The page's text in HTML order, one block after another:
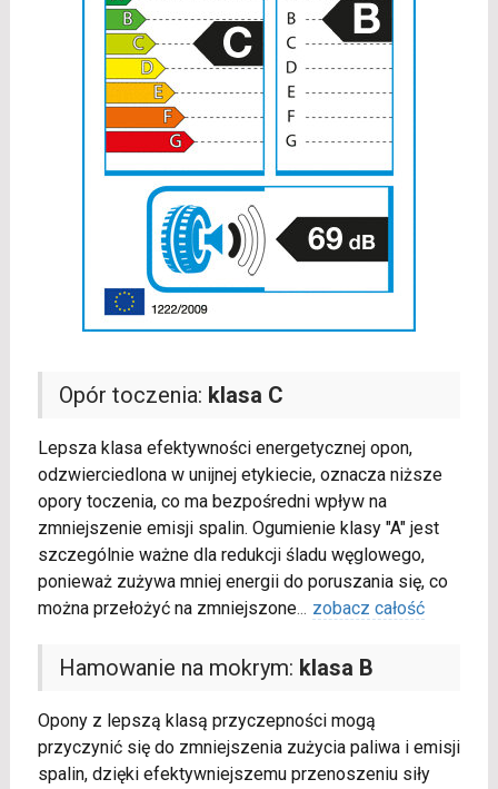
Opór toczenia: klasa C
Lepsza klasa efektywności energetycznej opon,
odzwierciedlona w unijnej etykiecie, oznacza niższe
opory toczenia, co ma bezpośredni wpływ na
zmniejszenie emisji spalin. Ogumienie klasy "A" jest
szczególnie ważne dla redukcji śladu węglowego,
ponieważ zużywa mniej energii do poruszania się, co
można przełożyć na zmniejszone... zobacz całość
Hamowanie na mokrym: klasa B
Opony z lepszą klasą przyczepności mogą
przyczynić się do zmniejszenia zużycia paliwa i emisji
spalin, dzięki efektywniejszemu przenoszeniu siły